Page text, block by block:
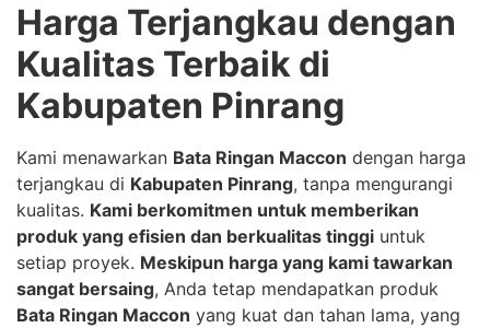
Harga Terjangkau dengan
Kualitas Terbaik di
Kabupaten Pinrang
Kami menawarkan Bata Ringan Maccon dengan harga
terjangkau di Kabupaten Pinrang, tanpa mengurangi
kualitas. Kami berkomitmen untuk memberikan
produk yang efisien dan berkualitas tinggi untuk
setiap proyek. Meskipun harga yang kami tawarkan
sangat bersaing, Anda tetap mendapatkan produk
Bata Ringan Maccon yang kuat dan tahan lama, yang